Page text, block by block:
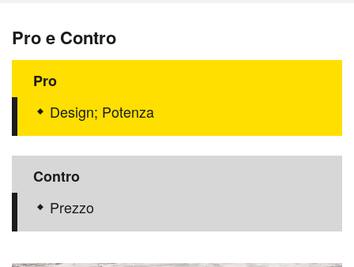
Pro e Contro
Pro
Design; Potenza
Contro
Prezzo